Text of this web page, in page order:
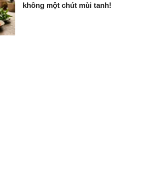
không một chút mùi tanh!